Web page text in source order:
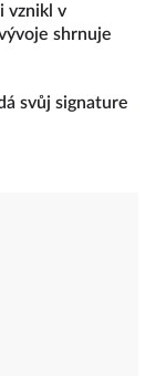
vznikl v
shrnuje
svůj signature